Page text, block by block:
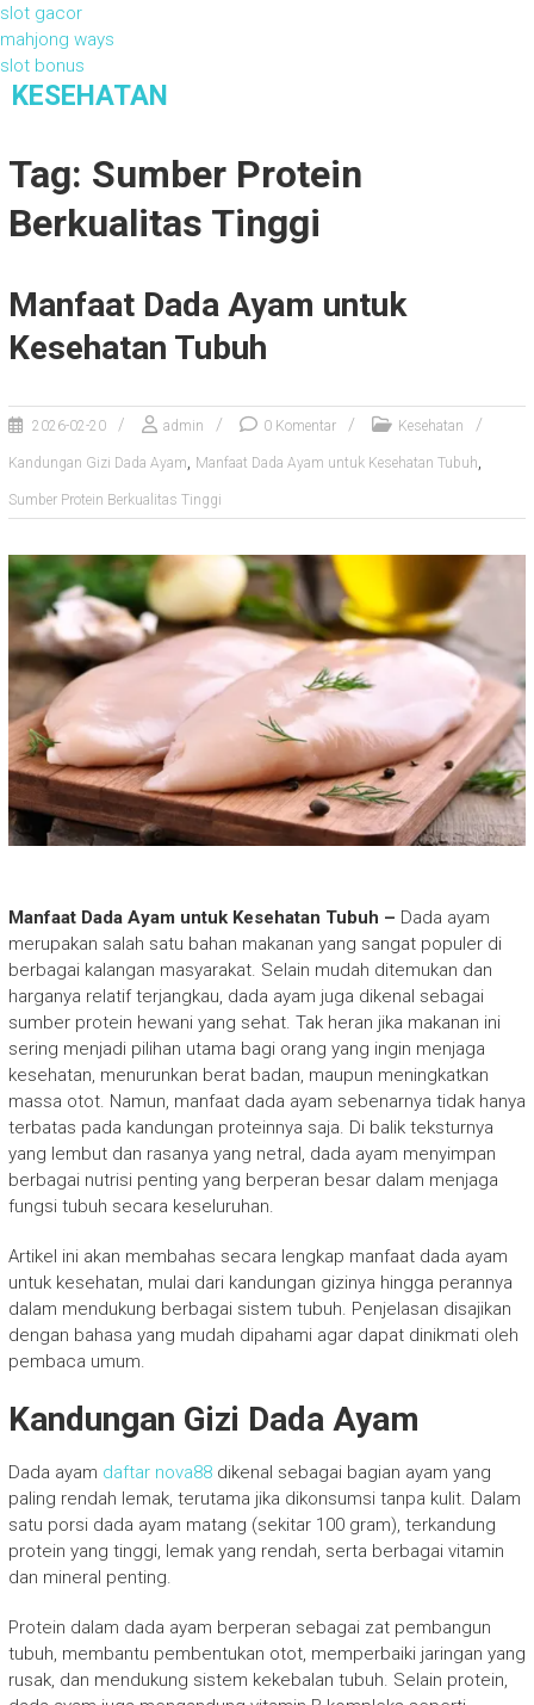
slot gacor
mahjong ways
slot bonus
KESEHATAN
Tag: Sumber Protein
Berkualitas Tinggi
Manfaat Dada Ayam untuk
Kesehatan Tubuh
2026-02-20 admin 0 Komentar Kesehatan
Kandungan Gizi Dada Ayam, Manfaat Dada Ayam untuk Kesehatan Tubuh,
Sumber Protein Berkualitas Tinggi
Manfaat Dada Ayam untuk Kesehatan Tubuh – Dada ayam
merupakan salah satu bahan makanan yang sangat populer di
berbagai kalangan masyarakat. Selain mudah ditemukan dan
harganya relatif terjangkau, dada ayam juga dikenal sebagai
sumber protein hewani yang sehat. Tak heran jika makanan ini
sering menjadi pilihan utama bagi orang yang ingin menjaga
kesehatan, menurunkan berat badan, maupun meningkatkan
massa otot. Namun, manfaat dada ayam sebenarnya tidak hanya
terbatas pada kandungan proteinnya saja. Di balik teksturnya
yang lembut dan rasanya yang netral, dada ayam menyimpan
berbagai nutrisi penting yang berperan besar dalam menjaga
fungsi tubuh secara keseluruhan.
Artikel ini akan membahas secara lengkap manfaat dada ayam
untuk kesehatan, mulai dari kandungan gizinya hingga perannya
dalam mendukung berbagai sistem tubuh. Penjelasan disajikan
dengan bahasa yang mudah dipahami agar dapat dinikmati oleh
pembaca umum.
Kandungan Gizi Dada Ayam
Dada ayam daftar nova88dikenal sebagai bagian ayam yang
paling rendah lemak, terutama jika dikonsumsi tanpa kulit. Dalam
satu porsi dada ayam matang (sekitar 100 gram), terkandung
protein yang tinggi, lemak yang rendah, serta berbagai vitamin
dan mineral penting.
Protein dalam dada ayam berperan sebagai zat pembangun
tubuh, membantu pembentukan otot, memperbaiki jaringan yang
rusak, dan mendukung sistem kekebalan tubuh. Selain protein,